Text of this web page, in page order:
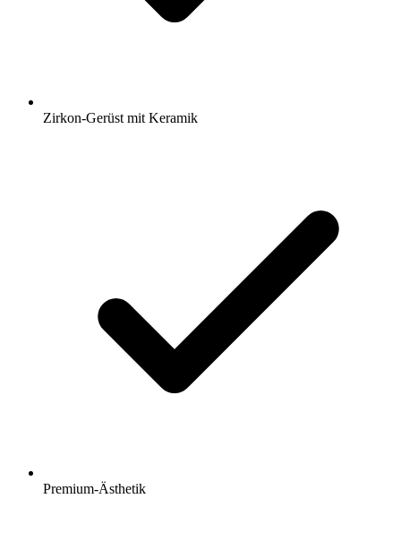
Zirkon-Gerüst mit Keramik
Premium-Ästhetik